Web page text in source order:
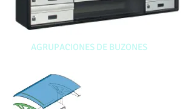
AGRUPACIONES DE BUZONES